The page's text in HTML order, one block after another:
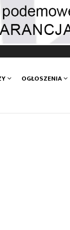
OGŁOSZENIA